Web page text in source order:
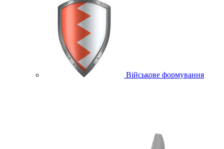
Військове формування